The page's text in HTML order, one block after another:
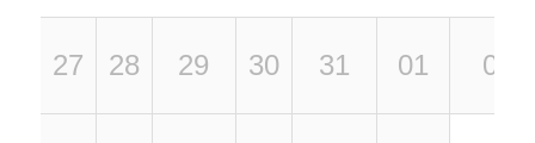
27 28 29 30 31 01 02